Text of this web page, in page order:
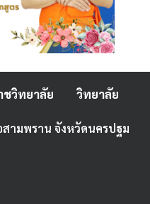
าชวิทยาลัย วิทยาลัย
สามพราน จังหวัดนครปฐม